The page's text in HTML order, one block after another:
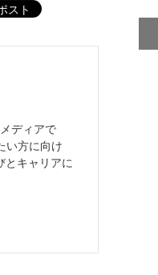
スト
ディアで
い方に向け
とキャリアに